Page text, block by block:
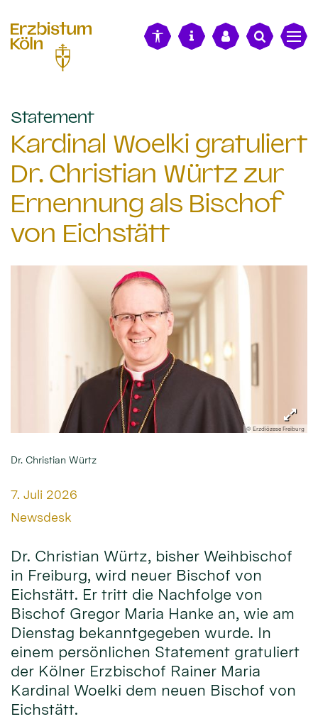
Statement:
Kardinal Woelki gratuliert
Dr. Christian Würtz zur
Ernennung als Bischof
von Eichstätt
© Erzdiözese Freiburg
Dr. Christian Würtz
Datum:
7. Juli 2026
Von:
Newsdesk
Dr. Christian Würtz, bisher Weihbischof
in Freiburg, wird neuer Bischof von
Eichstätt. Er tritt die Nachfolge von
Bischof Gregor Maria Hanke an, wie am
Dienstag bekanntgegeben wurde. In
einem persönlichen Statement gratuliert
der Kölner Erzbischof Rainer Maria
Kardinal Woelki dem neuen Bischof von
Eichstätt.